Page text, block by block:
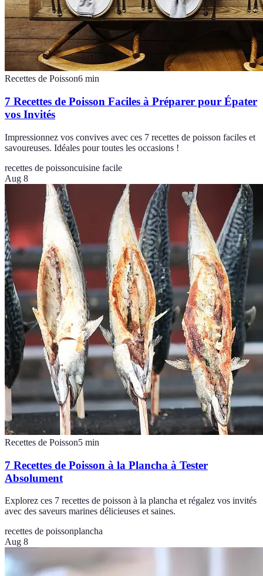
Recettes de Poisson6 min
7 Recettes de Poisson Faciles à Préparer pour Épater
vos Invités
Impressionnez vos convives avec ces 7 recettes de poisson faciles et
savoureuses. Idéales pour toutes les occasions !
recettes de poissoncuisine facile
Aug 8
Recettes de Poisson5 min
7 Recettes de Poisson à la Plancha à Tester
Absolument
Explorez ces 7 recettes de poisson à la plancha et régalez vos invités
avec des saveurs marines délicieuses et saines.
recettes de poissonplancha
Aug 8